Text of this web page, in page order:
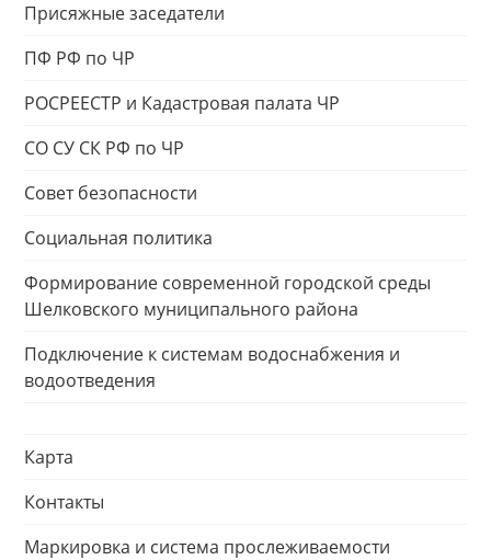
Присяжные заседатели
ПФ РФ по ЧР
РОСРЕЕСТР и Кадастровая палата ЧР
СО СУ СК РФ по ЧР
Совет безопасности
Социальная политика
Формирование современной городской среды
Шелковского муниципального района
Подключение к системам водоснабжения и
водоотведения
Карта
Контакты
Маркировка и система прослеживаемости